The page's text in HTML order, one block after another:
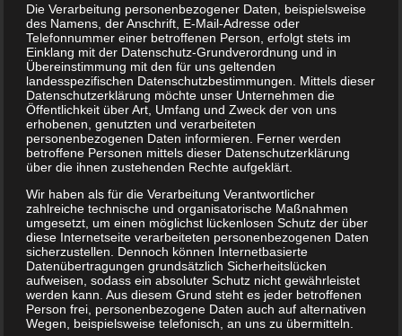
Um Rechtstreitigkeiten und juristische Nachteile zu
vermeiden oder um eine schnelle Einigung zu erzielen, ist
ein dokumentierter Bauzustand durch eine neutrale und
qualifizierte Person eine sichere Grundlage.
Mein Tätigkeitsfeld beläuft sich nicht nur im Auftrag von
Gerichten, sondern auch verstärkt im privat-
gutachterlichen Bereich.
Die Leistungen meines Sachverständigenbüros im
Überblick:
Privatgutachterliches Verfahren
– Schadensermittlung und Bewertung des Ist-und-Soll-
Zustandes
– Bewertung der Bausubstanz von Gebäuden
Gerichtsverfahren
Die Verarbeitung personenbezogener Daten, beispielsweise
des Namens, der Anschrift, E-Mail-Adresse oder
Telefonnummer einer betroffenen Person, erfolgt stets im
Einklang mit der Datenschutz-Grundverordnung und in
Übereinstimmung mit den für uns geltenden
landesspezifischen Datenschutzbestimmungen. Mittels dieser
Datenschutzerklärung möchte unser Unternehmen die
Öffentlichkeit über Art, Umfang und Zweck der von uns
erhobenen, genutzten und verarbeiteten
personenbezogenen Daten informieren. Ferner werden
betroffene Personen mittels dieser Datenschutzerklärung
über die ihnen zustehenden Rechte aufgeklärt.
Wir haben als für die Verarbeitung Verantwortlicher
zahlreiche technische und organisatorische Maßnahmen
umgesetzt, um einen möglichst lückenlosen Schutz der über
diese Internetseite verarbeiteten personenbezogenen Daten
sicherzustellen. Dennoch können Internetbasierte
Datenübertragungen grundsätzlich Sicherheitslücken
aufweisen, sodass ein absoluter Schutz nicht gewährleistet
werden kann. Aus diesem Grund steht es jeder betroffenen
Person frei, personenbezogene Daten auch auf alternativen
Wegen, beispielsweise telefonisch, an uns zu übermitteln.